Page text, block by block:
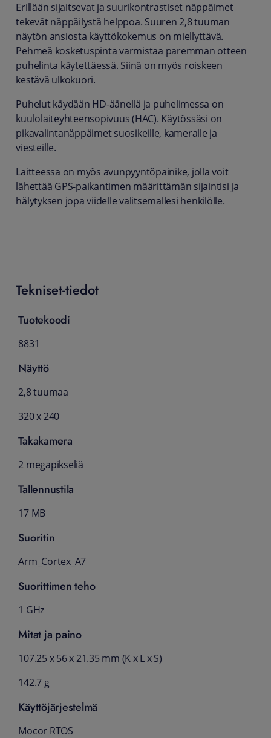
Erillään sijaitsevat ja suurikontrastiset näppäimet
tekevät näppäilystä helppoa. Suuren 2,8 tuuman
näytön ansiosta käyttökokemus on miellyttävä.
Pehmeä kosketuspinta varmistaa paremman otteen
puhelinta käytettäessä. Siinä on myös roiskeen
kestävä ulkokuori.
Puhelut käydään HD-äänellä ja puhelimessa on
kuulolaiteyhteensopivuus (HAC). Käytössäsi on
pikavalintanäppäimet suosikeille, kameralle ja
viesteille.
Laitteessa on myös avunpyyntöpainike, jolla voit
lähettää GPS-paikantimen määrittämän sijaintisi ja
hälytyksen jopa viidelle valitsemallesi henkilölle.
Tekniset-tiedot
Tuotekoodi
8831
Näyttö
2,8 tuumaa
320 x 240
Takakamera
2 megapikseliä
Tallennustila
17 MB
Suoritin
Arm_Cortex_A7
Suorittimen teho
1 GHz
Mitat ja paino
107.25 x 56 x 21.35 mm (K x L x S)
142.7 g
Käyttöjärjestelmä
Mocor RTOS